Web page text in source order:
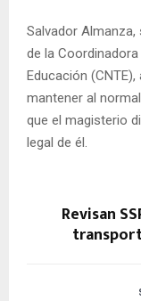
Salvador
de la
Educación
mantener al
que el magisterio
legal de él.
Revisan